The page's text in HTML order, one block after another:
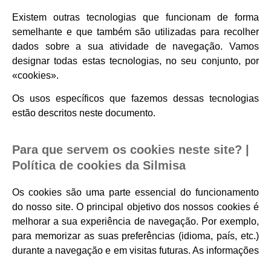
Existem outras tecnologias que funcionam de forma
semelhante e que também são utilizadas para recolher
dados sobre a sua atividade de navegação. Vamos
designar todas estas tecnologias, no seu conjunto, por
«cookies».
Os usos específicos que fazemos dessas tecnologias
estão descritos neste documento.
Para que servem os cookies neste site? |
Política de cookies da Silmisa
Os cookies são uma parte essencial do funcionamento
do nosso site. O principal objetivo dos nossos cookies é
melhorar a sua experiência de navegação. Por exemplo,
para memorizar as suas preferências (idioma, país, etc.)
durante a navegação e em visitas futuras. As informações